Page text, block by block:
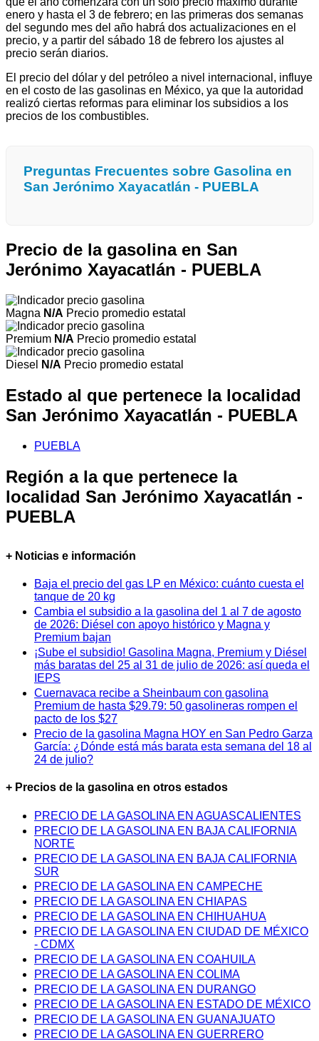
enero y hasta el 3 de febrero; en las primeras dos semanas
del segundo mes del año habrá dos actualizaciones en el
precio, y a partir del sábado 18 de febrero los ajustes al
precio serán diarios.
El precio del dólar y del petróleo a nivel internacional, influye
en el costo de las gasolinas en México, ya que la autoridad
realizó ciertas reformas para eliminar los subsidios a los
precios de los combustibles.
Preguntas Frecuentes sobre Gasolina en
San Jerónimo Xayacatlán - PUEBLA
Precio de la gasolina en San
Jerónimo Xayacatlán - PUEBLA
Magna N/A Precio promedio estatal
Premium N/A Precio promedio estatal
Diesel N/A Precio promedio estatal
Estado al que pertenece la localidad
San Jerónimo Xayacatlán - PUEBLA
PUEBLA
Región a la que pertenece la
localidad San Jerónimo Xayacatlán -
PUEBLA
+ Noticias e información
Baja el precio del gas LP en México: cuánto cuesta el
tanque de 20 kg
Cambia el subsidio a la gasolina del 1 al 7 de agosto
de 2026: Diésel con apoyo histórico y Magna y
Premium bajan
¡Sube el subsidio! Gasolina Magna, Premium y Diésel
más baratas del 25 al 31 de julio de 2026: así queda el
IEPS
Cuernavaca recibe a Sheinbaum con gasolina
Premium de hasta $29.79: 50 gasolineras rompen el
pacto de los $27
Precio de la gasolina Magna HOY en San Pedro Garza
García: ¿Dónde está más barata esta semana del 18 al
24 de julio?
+ Precios de la gasolina en otros estados
PRECIO DE LA GASOLINA EN AGUASCALIENTES
PRECIO DE LA GASOLINA EN BAJA CALIFORNIA
NORTE
PRECIO DE LA GASOLINA EN BAJA CALIFORNIA
SUR
PRECIO DE LA GASOLINA EN CAMPECHE
PRECIO DE LA GASOLINA EN CHIAPAS
PRECIO DE LA GASOLINA EN CHIHUAHUA
PRECIO DE LA GASOLINA EN CIUDAD DE MÉXICO
- CDMX
PRECIO DE LA GASOLINA EN COAHUILA
PRECIO DE LA GASOLINA EN COLIMA
PRECIO DE LA GASOLINA EN DURANGO
PRECIO DE LA GASOLINA EN ESTADO DE MÉXICO
PRECIO DE LA GASOLINA EN GUANAJUATO
PRECIO DE LA GASOLINA EN GUERRERO